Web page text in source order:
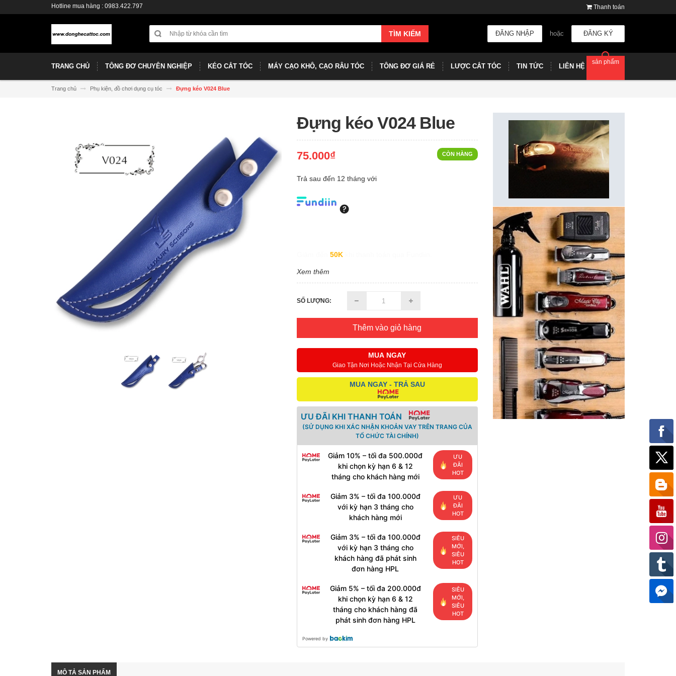
Hotline mua hàng : 0983.422.797 Thanh toán
TÌM KIẾM ĐĂNG KÝ
hoặc
ĐĂNG NHẬP
TRANG CHỦ TÔNG ĐƠ CHUYÊN NGHIỆP KÉO CẮT TÓC MÁY CẠO KHÔ, CẠO RÂU TÓC TÔNG ĐƠ GIÁ RẺ LƯỢC CẮT TÓC TIN TỨC LIÊN HỆ
sản phẩm
Trang chủ Phụ kiện, đồ chơi dụng cụ tóc Đựng kéo V024 Blue
Đựng kéo V024 Blue
CÒN HÀNG
75.000₫
Trả sau đến 12 tháng với
50K
Xem thêm
SỐ LƯỢNG:
Thêm vào giỏ hàng
MUA NGAY
Giao Tận Nơi Hoặc Nhận Tại Cửa Hàng
MUA NGAY - TRẢ SAU
ƯU ĐÃI KHI THANH TOÁN
(SỬ DỤNG KHI XÁC NHẬN KHOẢN VAY TRÊN TRANG CỦA
TỔ CHỨC TÀI CHÍNH)
Giảm 10% – tối đa 500.000đ
khi chọn kỳ hạn 6 & 12
tháng cho khách hàng mới
ƯU
ĐÃI
HOT
Giảm 3% – tối đa 100.000đ
với kỳ hạn 3 tháng cho
khách hàng mới
ƯU
ĐÃI
HOT
Giảm 3% – tối đa 100.000đ
với kỳ hạn 3 tháng cho
khách hàng đã phát sinh
đơn hàng HPL
SIÊU
MỚI,
SIÊU
HOT
Giảm 5% – tối đa 200.000đ
khi chọn kỳ hạn 6 & 12
tháng cho khách hàng đã
phát sinh đơn hàng HPL
SIÊU
MỚI,
SIÊU
HOT
Powered by
MÔ TẢ SẢN PHẨM